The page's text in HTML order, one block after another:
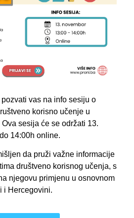
pozvati vas na info sesiju o
korisno učenje u
sesija će se održati 13.
14:00h online.
da pruži važne informacije
društveno korisnog učenja, s
njegovu primjenu u osnovnom
i Hercegovini.